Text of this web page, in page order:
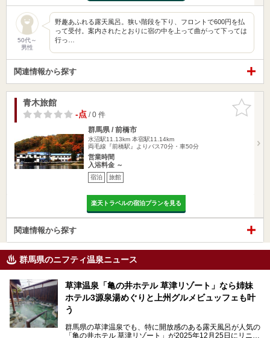
50代～
男性
野趣あふれる露天風呂。狭い階段を下り、フロントで600円を払
って受付。案内されたとおりに宿の中を上って曲がって下っては
行っ…
関連情報から探す
お気に入
りに追加
青木旅館
-点/ 0 件
群馬県 / 前橋市
水沼駅11.13km 本宿駅11.14km
両毛線『前橋駅』よりバス70分・車50分
営業時間
入浴料金 ～
宿泊 旅館
楽天トラベルの宿泊プランを見る
関連情報から探す
群馬県のニフティ温泉ニュース
草津温泉「亀の井ホテル 草津リゾート」なら姉妹
ホテル3源泉湯めぐりと上州グルメビュッフェも叶
う
群馬県の草津温泉でも、特に開放感のある露天風呂が人気の
「亀の井ホテル 草津リゾート」が2025年12月25日にリニュ